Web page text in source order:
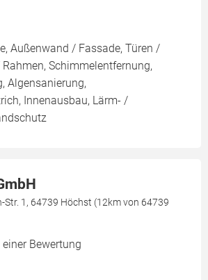
Außenwand / Fassade, Türen /
Schimmelentfernung,
Algensanierung,
Innenausbau, Lärm- /
Str. 1, 64739 Höchst (12km von 64739
Bewertung